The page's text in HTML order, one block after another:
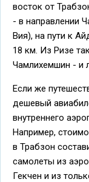
восток от
- в направлении
Вия), на пути к
18 км. Из Ризе
Чамлихемшин - и
Если же
дешевый
внутреннего
Например,
в Трабзон
самолеты из
Гекчен и из